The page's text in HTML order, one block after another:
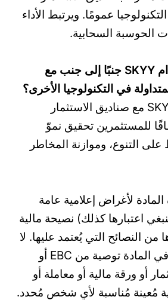
عمومًا. ويرتبط الأداء
الحوسبة السحابية.
4. هل يمكن استخدام SKYY جنبًا إلى جنب مع
في التكنولوجيا الأخرى؟
بالتأكيد. يتيح دمج SKYY مع صناديق الاستثمار
للمستثمرين تحقيق نموّ
التنوع، وموازنة المخاطر
لأغراض إعلامية عامة
اعتبارها كذلك) نصيحة مالية
من النصائح التي يُعتمد عليها. لا
يُمثل أي رأي مُقدم في المادة توصية من EBC أو
أو ورقة مالية أو معاملة أو
مُعينة مُناسبة لأي شخص مُحدد.